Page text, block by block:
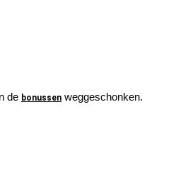
de bonussen weggeschonken.